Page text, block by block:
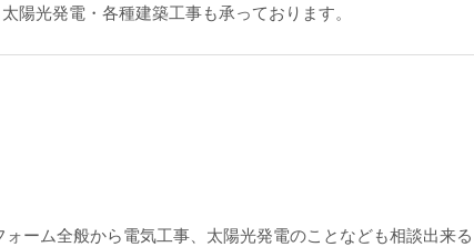
陽光発電・各種建築工事も承っております。
ーム全般から電気工事、太陽光発電のことなども相談出来る